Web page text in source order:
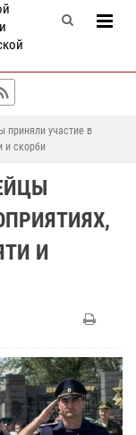
приняли участие в
и скорби
И